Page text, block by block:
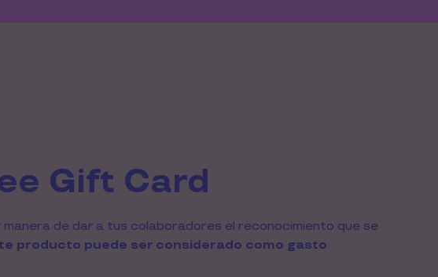
Gift Card
manera de dar a tus colaboradores el reconocimiento que se
producto puede ser considerado como gasto